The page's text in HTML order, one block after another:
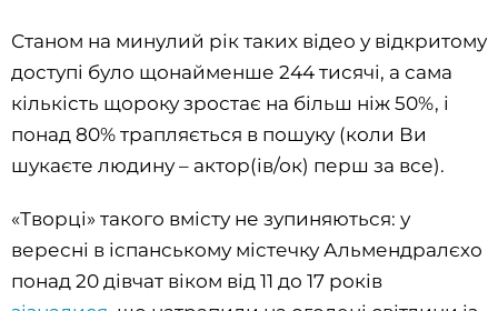
Станом на минулий рік таких відео у відкритому
доступі було щонайменше 244 тисячі, а сама
кількість щороку зростає на більш ніж 50%, і
понад 80% трапляється в пошуку (коли Ви
шукаєте людину – актор(ів/ок) перш за все).
«Творці» такого вмісту не зупиняються: у
вересні в іспанському містечку Альмендралєхо
понад 20 дівчат віком від 11 до 17 років